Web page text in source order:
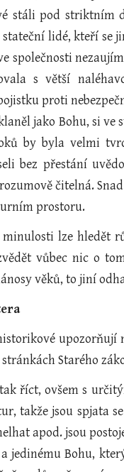
stáli pod striktním
lidé, kteří se
společnosti
s větší
proti
jako Bohu, si
by byla velmi
bez přestání
čitelná.
prostoru.
lze hledět
vůbec nic o
věků, to jiní
upozorňují
Starého
říct, ovšem s
takže jsou spjata
apod. jsou
jedinému Bohu,